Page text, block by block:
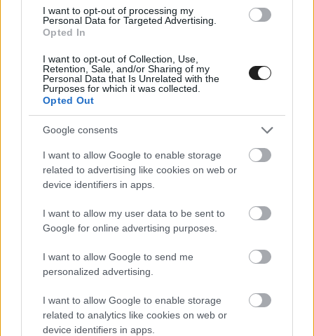
I want to opt-out of processing my
Personal Data for Targeted Advertising.
Opted In
I want to opt-out of Collection, Use,
Retention, Sale, and/or Sharing of my
Personal Data that Is Unrelated with the
Purposes for which it was collected.
Opted Out
Google consents
I want to allow Google to enable storage
related to advertising like cookies on web or
device identifiers in apps.
I want to allow my user data to be sent to
Google for online advertising purposes.
I want to allow Google to send me
personalized advertising.
I want to allow Google to enable storage
related to analytics like cookies on web or
device identifiers in apps.
FORMA-1 / 2021. DEC. 19.
Hamilton gondolkodási időt kért a
folytatást illetően
Mercedesnek elérni Lewis Hamilton maradását. A hétszeres
világbajnok állítólag gondolkodási időt kért. Lewis Hamilton a